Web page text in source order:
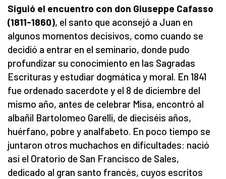
Siguió el encuentro con don Giuseppe Cafasso
(1811-1860), el santo que aconsejó a Juan en
algunos momentos decisivos, como cuando se
decidió a entrar en el seminario, donde pudo
profundizar su conocimiento en las Sagradas
Escrituras y estudiar dogmática y moral. En 1841
fue ordenado sacerdote y el 8 de diciembre del
mismo año, antes de celebrar Misa, encontró al
albañil Bartolomeo Garelli, de dieciséis años,
huérfano, pobre y analfabeto. En poco tiempo se
juntaron otros muchachos en dificultades: nació
así el Oratorio de San Francisco de Sales,
dedicado al gran santo francés, cuyos escritos